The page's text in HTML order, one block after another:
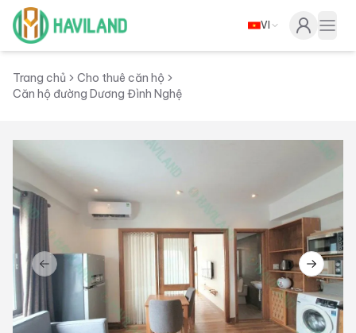
Haviland
VI
Trang chủ
Cho thuê căn hộ
Căn hộ đường Dương Đình Nghệ
Previous slide Next